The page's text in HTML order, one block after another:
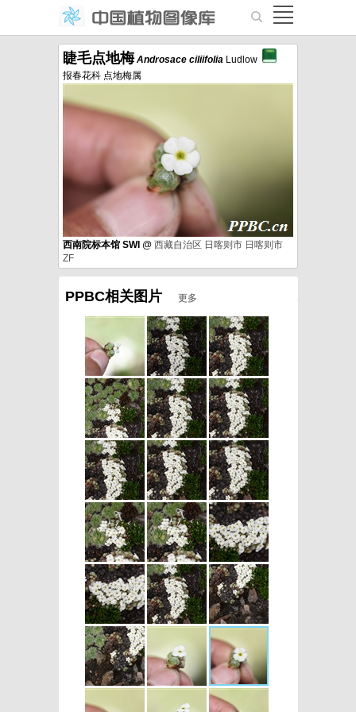
睫毛点地梅 Androsace ciliifolia Ludlow
报春花科 点地梅属
西南院标本馆 SWI @ 西藏自治区 日喀则市 日喀则市
ZF
PPBC相关图片 更多